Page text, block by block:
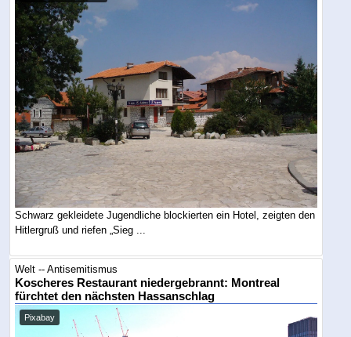
Schwarz gekleidete Jugendliche blockierten ein Hotel, zeigten den
Hitlergruß und riefen „Sieg ...
Welt -- Antisemitismus
Koscheres Restaurant niedergebrannt: Montreal
fürchtet den nächsten Hassanschlag
Pixabay